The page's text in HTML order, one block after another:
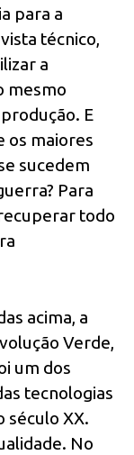
para a
técnico,
a
mesmo
E
os maiores
sucedem
Para
todo
acima, a
Verde,
um dos
tecnologias
século XX.
No